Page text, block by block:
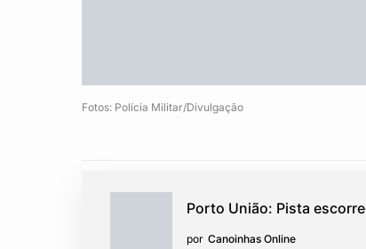
Fotos: Polícia Militar/Divulgação
Porto União: Pista
por Canoinhas Online